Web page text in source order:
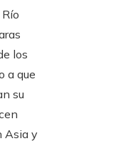
los
a que
su
Asia y